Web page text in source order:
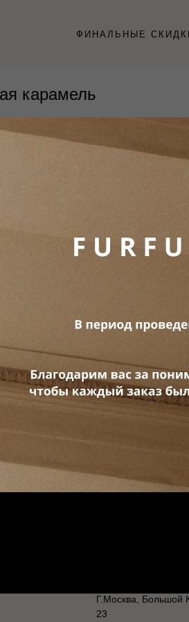
ФИНАЛЬНЫЕ
карамель
17 Ст. 1
Время Работы:
Г.Москва, Большой
23